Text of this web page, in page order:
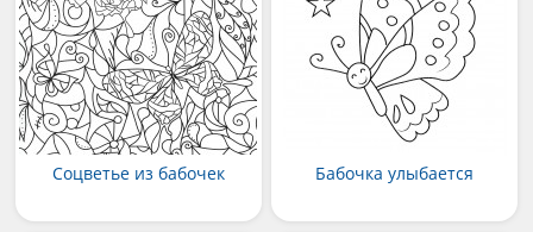
Соцветье из бабочек Бабочка улыбается